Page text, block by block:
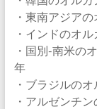
・東南アジア
・インドのオ
・国別-南米の
年
・ブラジルの
・アルゼンチ